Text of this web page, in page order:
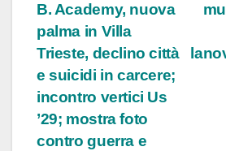
B. Academy, nuova
palma in Villa
Trieste, declino città
e suicidi in carcere;
incontro vertici Us
’29; mostra foto
contro guerra e